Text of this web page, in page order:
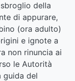
della
di appurare,
(ora adulto)
e ignote a
non rinuncia ai
le Autorità
guida del